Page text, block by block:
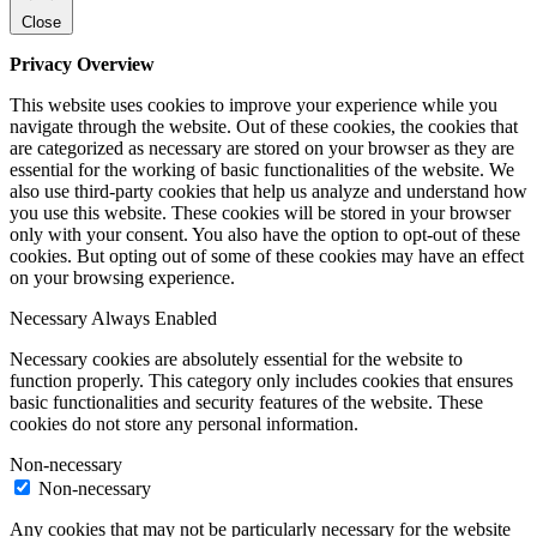
Close
Privacy Overview
This website uses cookies to improve your experience while you
navigate through the website. Out of these cookies, the cookies that
are categorized as necessary are stored on your browser as they are
essential for the working of basic functionalities of the website. We
also use third-party cookies that help us analyze and understand how
you use this website. These cookies will be stored in your browser
only with your consent. You also have the option to opt-out of these
cookies. But opting out of some of these cookies may have an effect
on your browsing experience.
Necessary Always Enabled
Necessary cookies are absolutely essential for the website to
function properly. This category only includes cookies that ensures
basic functionalities and security features of the website. These
cookies do not store any personal information.
Non-necessary
Non-necessary
Any cookies that may not be particularly necessary for the website